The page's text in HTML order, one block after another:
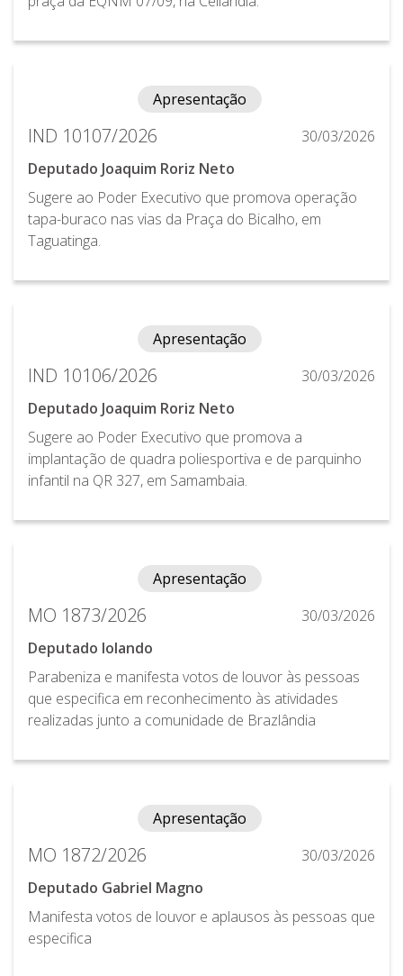
Apresentação
IND 10107/2026
30/03/2026
Deputado Joaquim Roriz Neto
Sugere ao Poder Executivo que promova operação
tapa-buraco nas vias da Praça do Bicalho, em
Taguatinga.
Apresentação
IND 10106/2026
30/03/2026
Deputado Joaquim Roriz Neto
Sugere ao Poder Executivo que promova a
implantação de quadra poliesportiva e de parquinho
infantil na QR 327, em Samambaia.
Apresentação
MO 1873/2026
30/03/2026
Deputado Iolando
Parabeniza e manifesta votos de louvor às pessoas
que especifica em reconhecimento às atividades
realizadas junto a comunidade de Brazlândia
Apresentação
MO 1872/2026
30/03/2026
Deputado Gabriel Magno
Manifesta votos de louvor e aplausos às pessoas que
especifica